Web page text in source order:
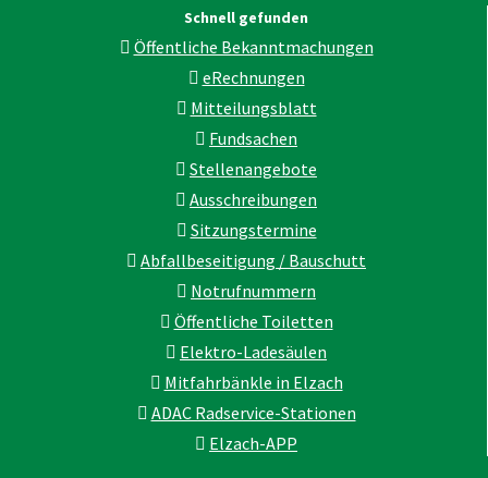
Schnell gefunden
Öffentliche Bekanntmachungen
eRechnungen
Mitteilungsblatt
Fundsachen
Stellenangebote
Ausschreibungen
Sitzungstermine
Abfallbeseitigung / Bauschutt
Notrufnummern
Öffentliche Toiletten
Elektro-Ladesäulen
Mitfahrbänkle in Elzach
ADAC Radservice-Stationen
Elzach-APP